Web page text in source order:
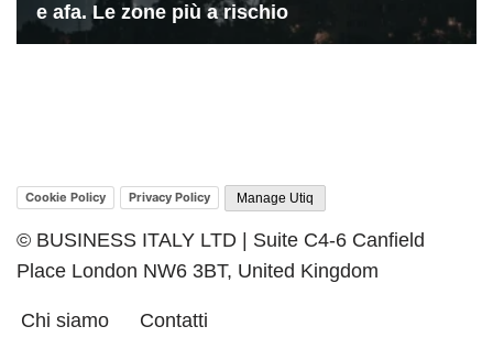
Cookie Policy Privacy Policy Manage Utiq
© BUSINESS ITALY LTD | Suite C4-6 Canfield
Place London NW6 3BT, United Kingdom
Chi siamo Contatti